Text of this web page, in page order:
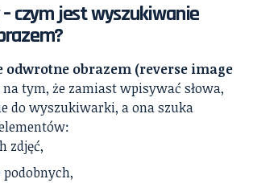
czym jest wyszukiwanie
odwrotne obrazem (reverse image
na tym, że zamiast wpisywać słowa,
do wyszukiwarki, a ona szuka
zdjęć,
podobnych,